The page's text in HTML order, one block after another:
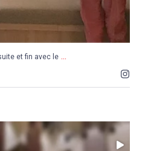
et fin avec le ...